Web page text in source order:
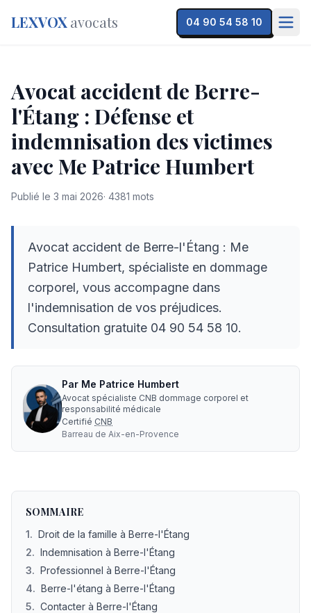
LEXVOX avocats 04 90 54 58 10
Avocat accident de Berre-
l'Étang : Défense et
indemnisation des victimes
avec Me Patrice Humbert
Publié le 3 mai 2026· 4381 mots
Avocat accident de Berre-l'Étang : Me
Patrice Humbert, spécialiste en dommage
corporel, vous accompagne dans
l'indemnisation de vos préjudices.
Consultation gratuite 04 90 54 58 10.
Par Me Patrice Humbert
Avocat spécialiste CNB dommage corporel et
responsabilité médicale
Certifié CNB
Barreau de Aix-en-Provence
SOMMAIRE
1. Droit de la famille à Berre-l'Étang
2. Indemnisation à Berre-l'Étang
3. Professionnel à Berre-l'Étang
4. Berre-l'étang à Berre-l'Étang
5. Contacter à Berre-l'Étang